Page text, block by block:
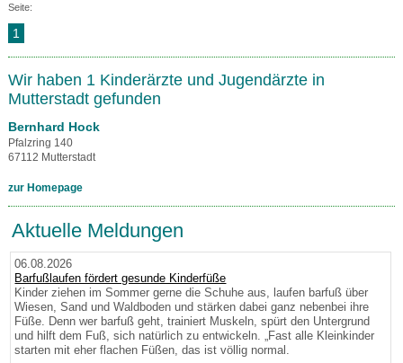
Seite:
1
Wir haben 1 Kinderärzte und Jugendärzte in
Mutterstadt gefunden
Bernhard Hock
Pfalzring 140
67112 Mutterstadt
zur Homepage
Aktuelle Meldungen
06.08.2026
Barfußlaufen fördert gesunde Kinderfüße
Kinder ziehen im Sommer gerne die Schuhe aus, laufen barfuß über
Wiesen, Sand und Waldboden und stärken dabei ganz nebenbei ihre
Füße. Denn wer barfuß geht, trainiert Muskeln, spürt den Untergrund
und hilft dem Fuß, sich natürlich zu entwickeln. „Fast alle Kleinkinder
starten mit eher flachen Füßen, das ist völlig normal.